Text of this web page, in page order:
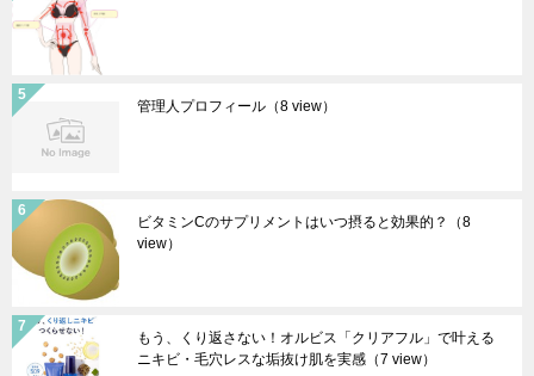
管理人プロフィール （8 view）
ビタミンCのサプリメントはいつ摂ると効果的？
（8
view）
もう、くり返さない！オルビス「クリアフル」で叶える
ニキビ・毛穴レスな垢抜け肌を実感 （7 view）